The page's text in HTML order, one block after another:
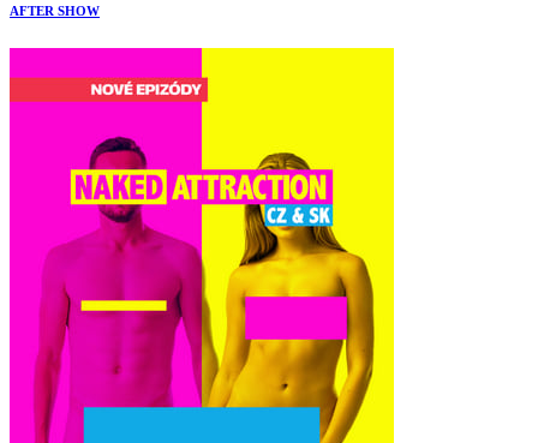
AFTER SHOW